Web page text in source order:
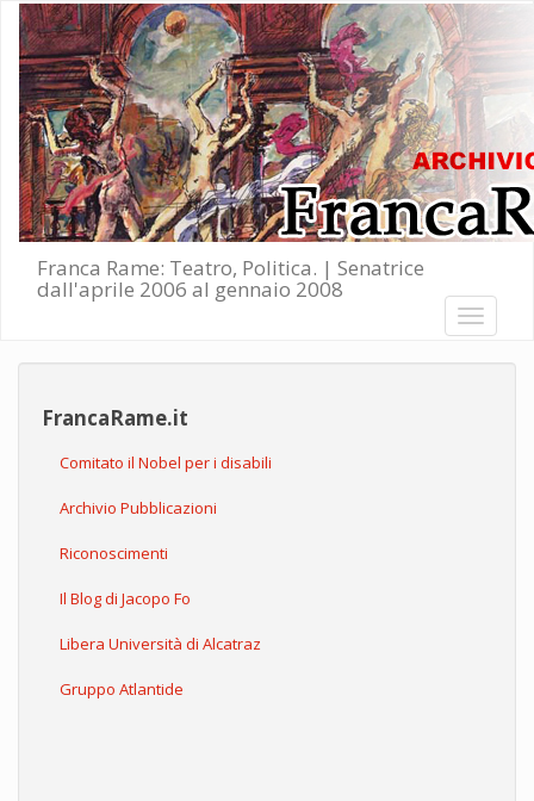
Salta al contenuto principale
Franca Rame: Teatro, Politica. | Senatrice
dall'aprile 2006 al gennaio 2008
Toggle
FrancaRame.it
Comitato il Nobel per i disabili
Archivio Pubblicazioni
Riconoscimenti
Il Blog di Jacopo Fo
Libera Università di Alcatraz
Gruppo Atlantide